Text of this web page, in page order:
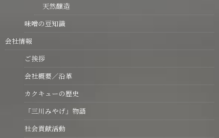
天然醸造
味噌の豆知識
会社情報
ご挨拶
会社概要／沿革
カクキューの歴史
「三川みやげ」物語
社会貢献活動